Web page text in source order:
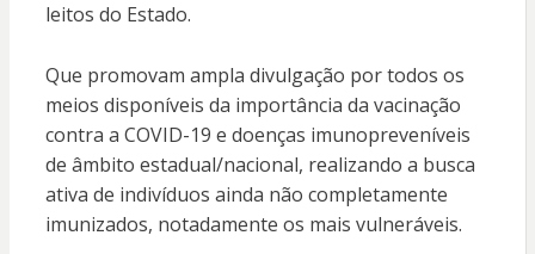
leitos do Estado.
Que promovam ampla divulgação por todos os
meios disponíveis da importância da vacinação
contra a COVID-19 e doenças imunopreveníveis
de âmbito estadual/nacional, realizando a busca
ativa de indivíduos ainda não completamente
imunizados, notadamente os mais vulneráveis.